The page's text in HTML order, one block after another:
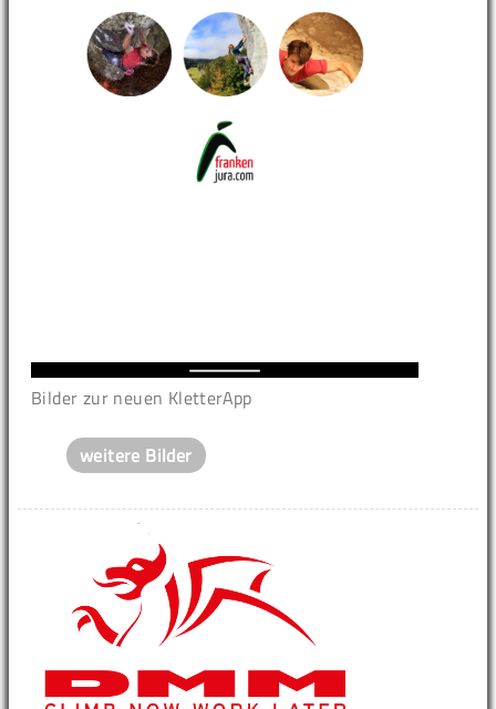
Bilder zur neuen KletterApp
weitere Bilder